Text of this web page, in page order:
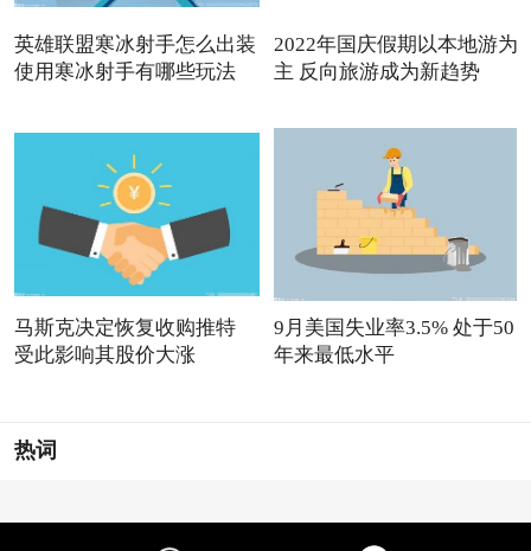
英雄联盟寒冰射手怎么出装
使用寒冰射手有哪些玩法
2022年国庆假期以本地游为
主 反向旅游成为新趋势
马斯克决定恢复收购推特
受此影响其股价大涨
9月美国失业率3.5% 处于50
年来最低水平
热词